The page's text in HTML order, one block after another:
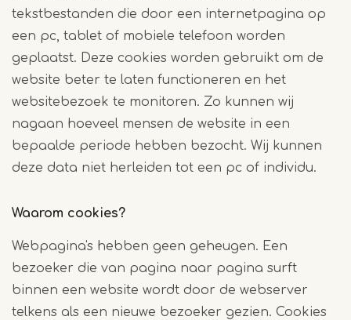
tekstbestanden die door een internetpagina op
een pc, tablet of mobiele telefoon worden
geplaatst. Deze cookies worden gebruikt om de
website beter te laten functioneren en het
websitebezoek te monitoren. Zo kunnen wij
nagaan hoeveel mensen de website in een
bepaalde periode hebben bezocht. Wij kunnen
deze data niet herleiden tot een pc of individu.
Waarom cookies?
Webpagina's hebben geen geheugen. Een
bezoeker die van pagina naar pagina surft
binnen een website wordt door de webserver
telkens als een nieuwe bezoeker gezien. Cookies